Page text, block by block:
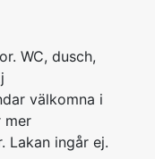
WC, dusch,
välkomna i
mer
Lakan ingår ej.